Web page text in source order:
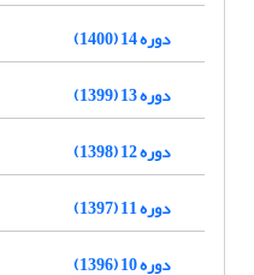
دوره 14 (1400)
دوره 13 (1399)
دوره 12 (1398)
دوره 11 (1397)
دوره 10 (1396)